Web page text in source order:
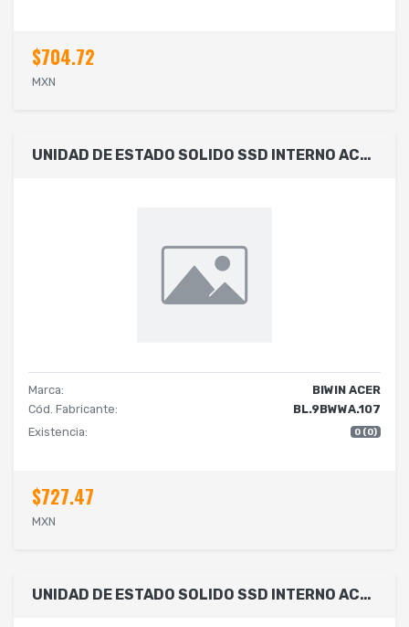
$704.72
MXN
UNIDAD DE ESTADO SOLIDO SSD INTERNO ACER RE100 256GB 2.5 SATA3 LECT.560 ESCRIT. 500 MBS BL.9BWWA.107
Marca:
BIWIN ACER
Cód. Fabricante:
BL.9BWWA.107
Existencia:
0 (0)
$727.47
MXN
UNIDAD DE ESTADO SOLIDO SSD INTERNO ACER FA100 256GB M.2 2280 NVME PCIE GEN 3X4 LECT.3300 ESCRIT.2700 MBS 3D TLC NAND PC LAPTOP MINIPC BL.9BWWA.118